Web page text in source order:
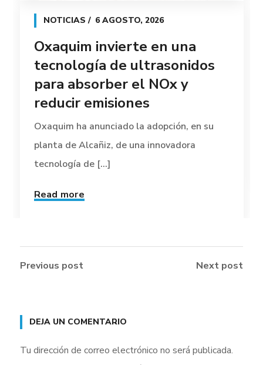
NOTICIAS 6 AGOSTO, 2026
Oxaquim invierte en una
tecnología de ultrasonidos
para absorber el NOx y
reducir emisiones
Oxaquim ha anunciado la adopción, en su
planta de Alcañiz, de una innovadora
tecnología de [...]
Read more
Previous post Next post
DEJA UN COMENTARIO
Tu dirección de correo electrónico no será publicada.